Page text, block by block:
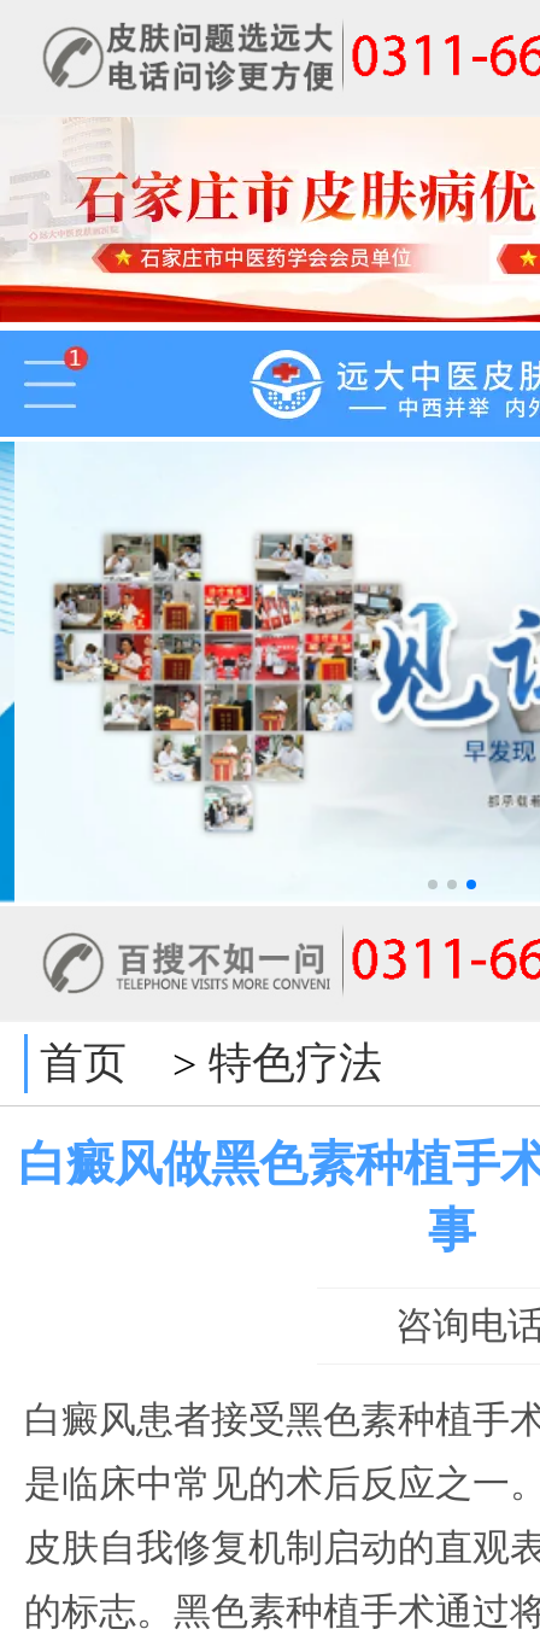
首页 > 特色疗法
白癜风做黑色素种植手
事
咨询电
白癜风患者接受黑色素种植手
是临床中常见的术后反应之一
皮肤自我修复机制启动的直观
的标志。黑色素种植手术通过